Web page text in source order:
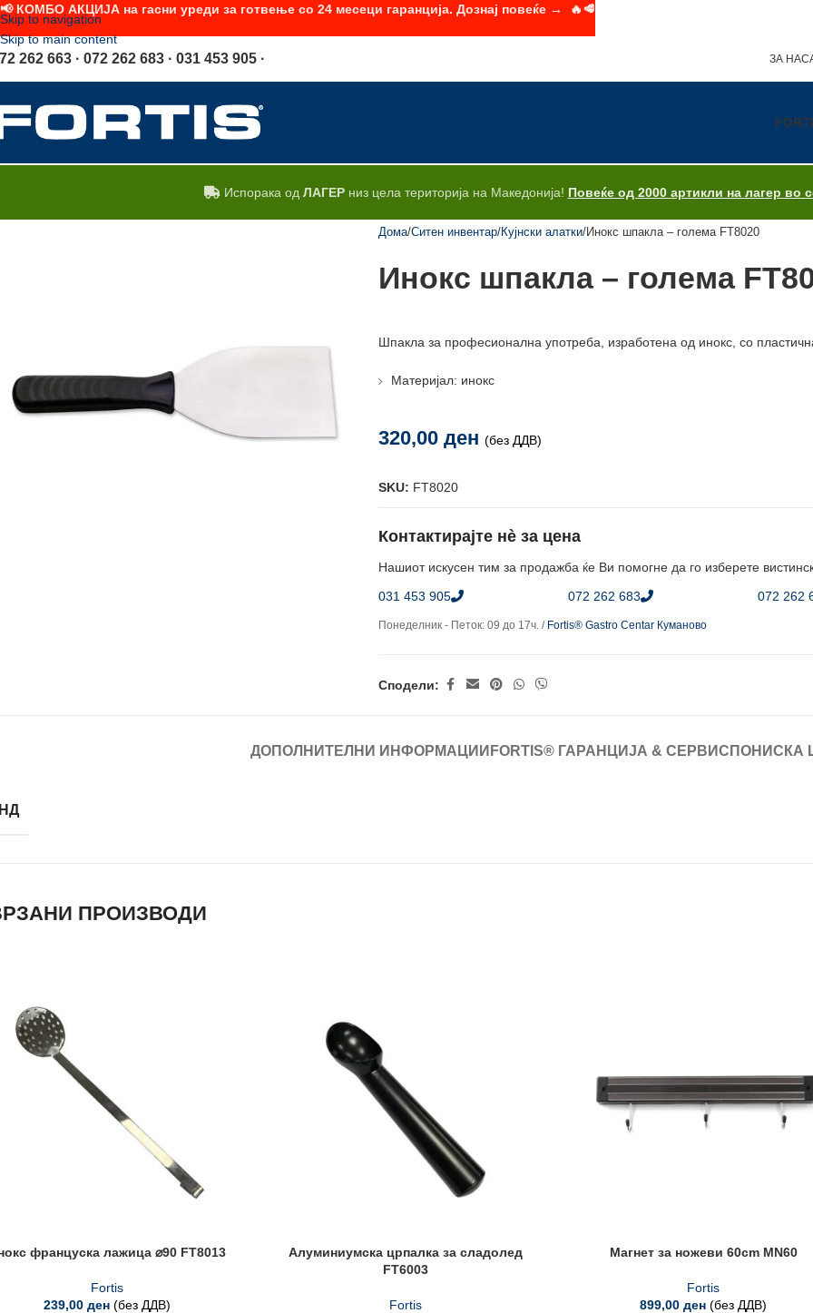
Skip to navigation
Skip to main content
262 663 · 072 262 683 · 031 453 905 · ЗА НАС
Испорака од ЛАГЕРниз цела територија на Македонија! Повеќе од 2000 артикли на лагер во
Дома Ситен инвентар Кујнски алатки Инокс шпакла – голема FT8020
Инокс шпакла – голема
Шпакла за професионална употреба, изработена од инокс, со
Материјал: инокс
320,00ден (без ДДВ)
SKU: FT8020
Контактирајте нè за цена
Нашиот искусен тим за продажба ќе Ви помогне да го изберете
031 453 905
072 262 683 072 262
Понеделник - Петок: 09 до 17ч. / Fortis® Gastro Centar Куманово
Сподели:
ДОПОЛНИТЕЛНИ ИНФОРМАЦИИ FORTIS® ГАРАНЦИЈА & СЕРВИС ПОНИСКА
ПРОИЗВОДИ
француска лажица ⌀90 FT8013
Fortis
239,00ден (без ДДВ)
Алуминиумска црпалка за сладолед
FT6003
Fortis
Магнет за ножеви 60cm MN60
Fortis
899,00ден (без ДДВ)
📢 КОМБО АКЦИЈА на гасни уреди за готвење со 24 месеци гаранција. Дознај повеќе → 🔥🥩